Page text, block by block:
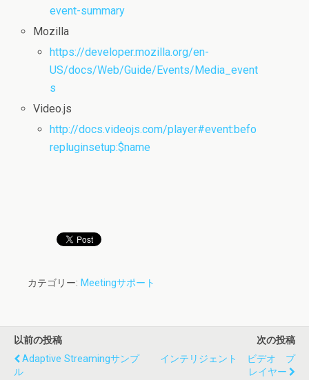
event-summary
Mozilla
https://developer.mozilla.org/en-
US/docs/Web/Guide/Events/Media_event
s
Video.js
http://docs.videojs.com/player#event:befo
repluginsetup:$name
カテゴリー: Meetingサポート
以前の投稿
Adaptive Streamingサンプ
ル
次の投稿
インテリジェント ビデオ プ
レイヤー